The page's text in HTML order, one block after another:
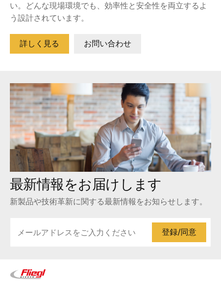
い。どんな現場環境でも、効率性と安全性を両立するよ
う設計されています。
詳しく見る お問い合わせ
最新情報をお届けします
新製品や技術革新に関する最新情報をお知らせします。
登録/同意